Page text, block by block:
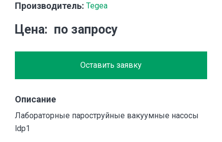
Производитель: Tegea
Цена по запросу
Оставить заявку
Описание
Лабораторные пароструйные вакуумные насосы
ldp1